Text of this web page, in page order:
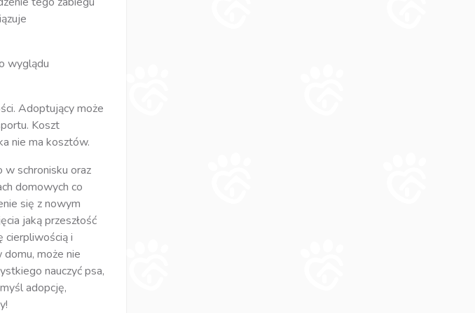
wyglądu
Adoptujący może
Koszt
nie ma kosztów.
schronisku oraz
domowych co
się z nowym
jaką przeszłość
cierpliwością i
domu, może nie
nauczyć psa,
adopcję,